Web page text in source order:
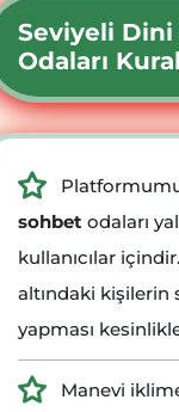
Seviyeli
Odaları
sohbet odaları
kullanıcılar içindir.
altındaki kişilerin
yapması
Manevi